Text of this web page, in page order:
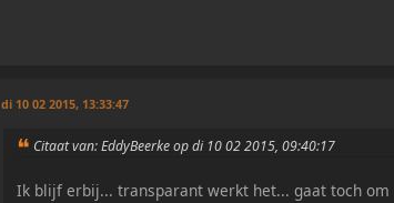
di 10 02 2015, 13:33:47
Citaat van: EddyBeerke op di 10 02 2015, 09:40:17
Ik blijf erbij... transparant werkt het... gaat toch om